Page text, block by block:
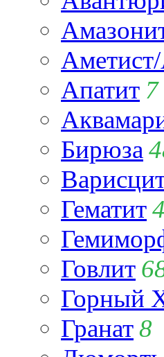
Апатит 7
Бирюза
Гематит
Говлит
Горный
Гранат8